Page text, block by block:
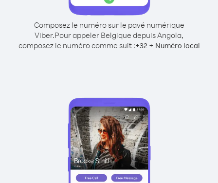
Composez le numéro sur le pavé numérique
Viber.Pour appeler Belgique depuis Angola,
composez le numéro comme suit :+32+ Numéro local